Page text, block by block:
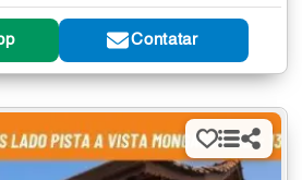
Contatar